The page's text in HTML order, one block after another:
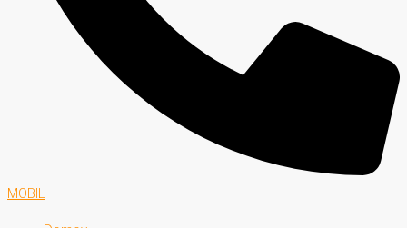
MOBIL